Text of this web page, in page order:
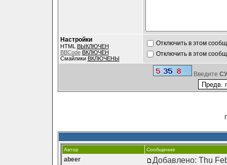
Настройки
HTML
ВЫКЛЮЧЕН
BBCode ВКЛЮЧЕН
Смайлики ВКЛЮЧЕНЫ
Отключить в этом
Отключить в этом
Введите